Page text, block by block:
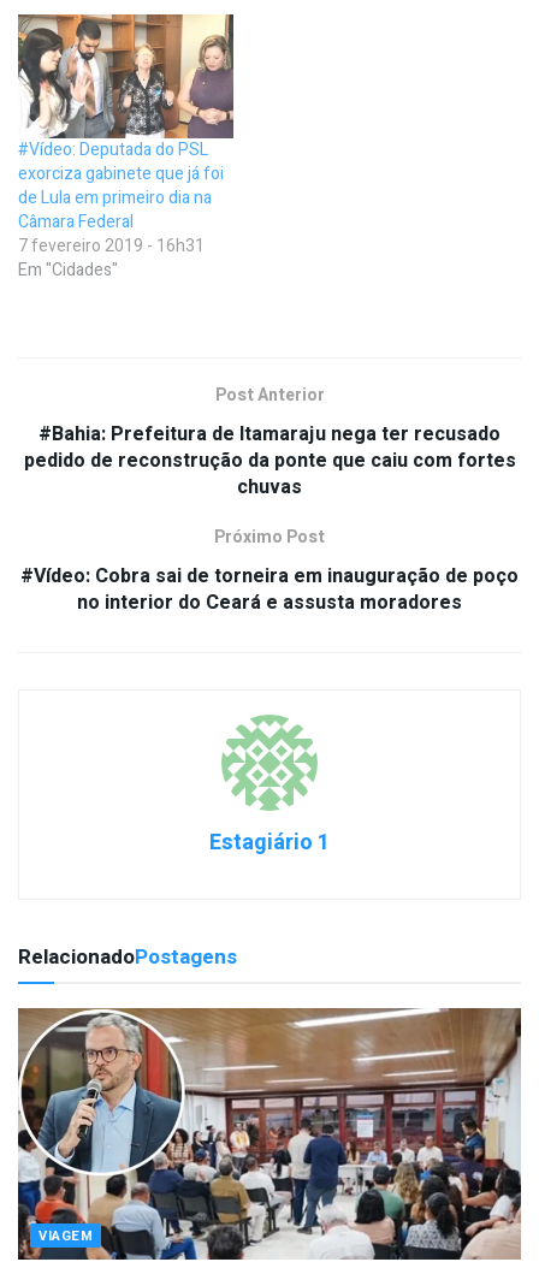
#Vídeo: Deputada do PSL
exorciza gabinete que já foi
de Lula em primeiro dia na
Câmara Federal
7 fevereiro 2019 - 16h31
Em "Cidades"
Post Anterior
#Bahia: Prefeitura de Itamaraju nega ter recusado
pedido de reconstrução da ponte que caiu com fortes
chuvas
Próximo Post
#Vídeo: Cobra sai de torneira em inauguração de poço
no interior do Ceará e assusta moradores
Estagiário 1
RelacionadoPostagens
VIAGEM